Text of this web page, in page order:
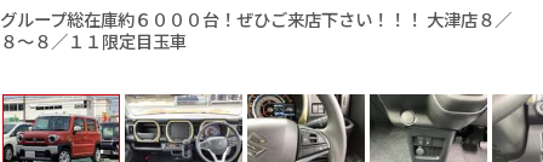
グループ総在庫約６０００台！ぜひご来店下さい！！！ 大津店８／
８〜８／１１限定目玉車